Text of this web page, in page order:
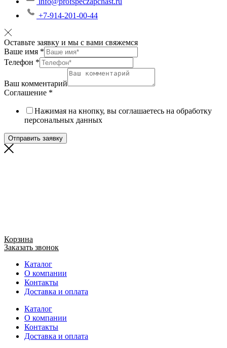
+7-914-201-00-44
Оставьте заявку и мы с вами свяжемся
Ваше имя *
Телефон *
Ваш комментарий
Соглашение *
Нажимая на кнопку, вы соглашаетесь на обработку
персональных данных
Отправить заявку
Корзина
Заказать звонок
Каталог
О компании
Контакты
Доставка и оплата
Каталог
О компании
Контакты
Доставка и оплата